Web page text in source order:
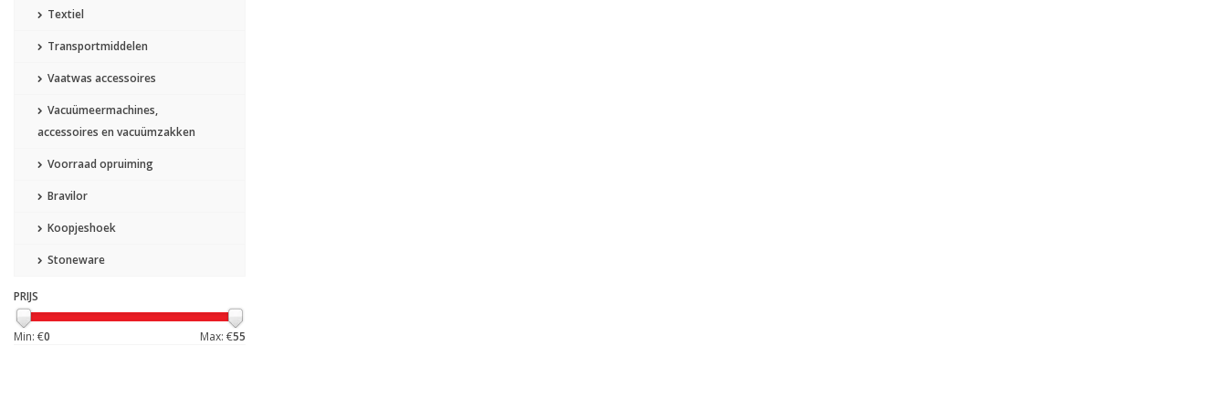
Textiel
Transportmiddelen
Vaatwas accessoires
Vacuümeermachines,
accessoires en vacuümzakken
Voorraad opruiming
Bravilor
Koopjeshoek
Stoneware
PRIJS
Min: €0 Max: €55